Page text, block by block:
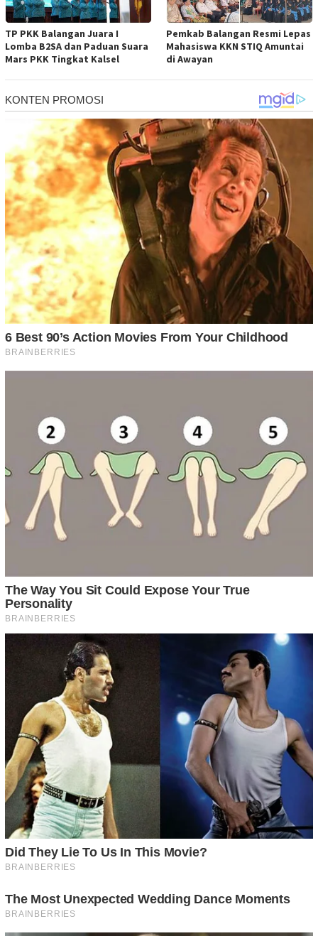
TP PKK Balangan Juara I
Lomba B2SA dan Paduan Suara
Mars PKK Tingkat Kalsel
Pemkab Balangan Resmi Lepas
Mahasiswa KKN STIQ Amuntai
di Awayan